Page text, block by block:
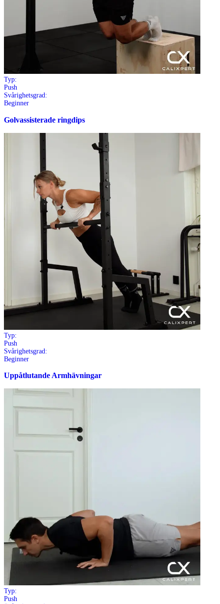
Typ:
Push
Svårighetsgrad:
Beginner
Golvassisterade ringdips
Typ:
Push
Svårighetsgrad:
Beginner
Uppåtlutande Armhävningar
Typ:
Push